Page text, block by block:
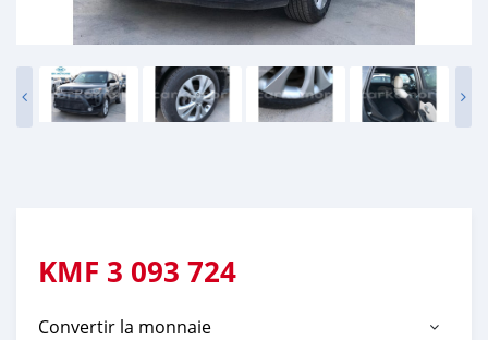
KMF 3 093 724
Convertir la monnaie